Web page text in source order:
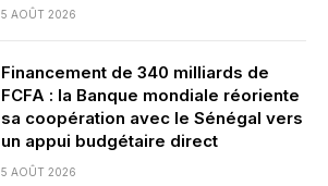
5 AOÛT 2026
Financement de 340 milliards de
FCFA : la Banque mondiale réoriente
sa coopération avec le Sénégal vers
un appui budgétaire direct
5 AOÛT 2026